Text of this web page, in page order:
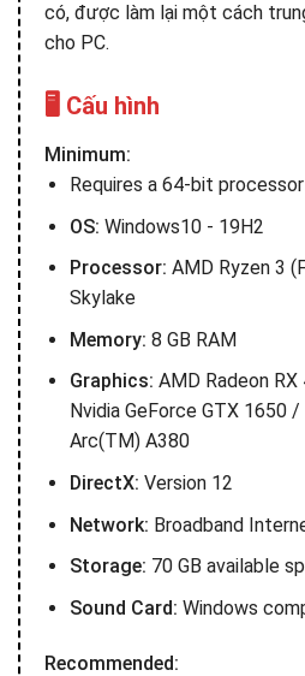
có, được làm lại một cách
cho PC.
🖥️ Cấu hình
Minimum:
Requires a 64-bit
OS: Windows10 - 19H2
Processor: AMD Ryzen 3
Skylake
Memory: 8 GB RAM
Graphics: AMD Radeon
Nvidia GeForce GTX 1650
Arc(TM) A380
DirectX: Version 12
Network: Broadband
Storage: 70 GB available
Sound Card: Windows
Recommended: